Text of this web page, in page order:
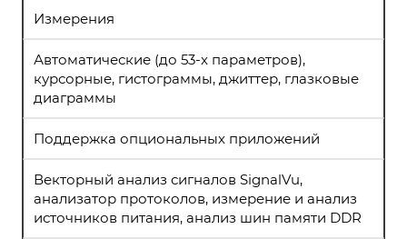
Измерения
Автоматические (до 53-x параметров),
курсорные, гистограммы, джиттер, глазковые
диаграммы
Поддержка опциональных приложений
Векторный анализ сигналов SignalVu,
анализатор протоколов, измерение и анализ
источников питания, анализ шин памяти DDR